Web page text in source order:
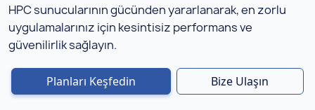
HPC sunucularının gücünden yararlanarak, en zorlu
uygulamalarınız için kesintisiz performans ve
güvenilirlik sağlayın.
Planları Keşfedin Bize Ulaşın